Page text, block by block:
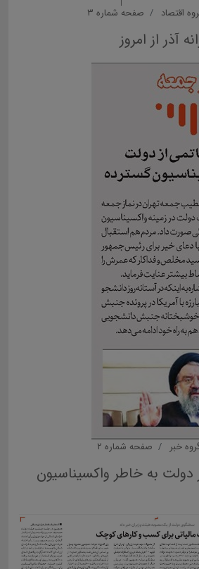
اقتصاد صفحه شماره ۳
آذر از امروز
خبر صفحه شماره ۲
دولت به خاطر واکسیناسیون